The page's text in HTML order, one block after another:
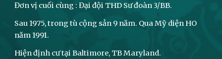
Đơn vị cuối cùng : Đại đội THD Sư đoàn 3/BB.
Sau 1975, trong tù cộng sản 9 năm. Qua Mỹ diện HO
năm 1991.
Hiện định cư tại Baltimore, TB Maryland.